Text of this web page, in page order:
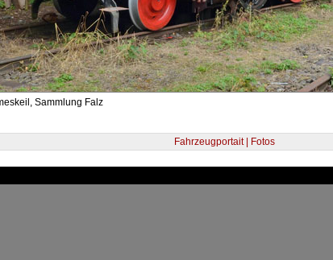
Sammlung Falz
Fahrzeugportait | Fotos